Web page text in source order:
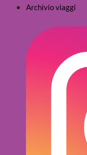
Archivio viaggi